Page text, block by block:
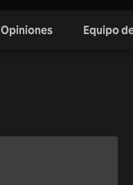
Opiniones Equipo